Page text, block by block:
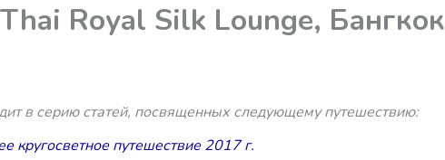
Royal Silk Lounge, Бангкок
в серию статей, посвященных следующему путешествию:
кругосветное путешествие 2017 г.